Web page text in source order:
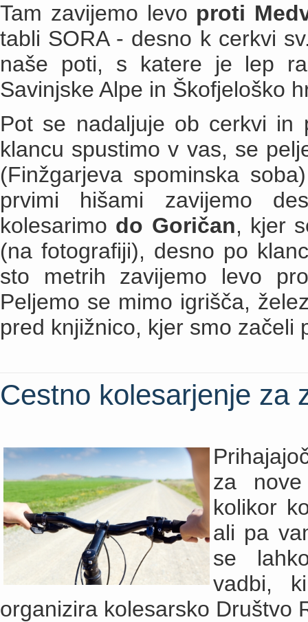
Tam zavijemo levo proti
tabli SORA - desno k cerkvi
naše poti, s katere je lep
Savinjske Alpe in Škofjeloško
Pot se nadaljuje ob cerkvi in
klancu spustimo v vas, se
(Finžgarjeva spominska
prvimi hišami zavijemo
kolesarimo do Goričan, kjer
(na fotografiji), desno po
sto metrih zavijemo levo
Peljemo se mimo igrišča,
pred knjižnico, kjer smo začeli
Cestno kolesarjenje za
za
kolikor
ali pa
se
vadbi,
organizira kolesarsko Društvo